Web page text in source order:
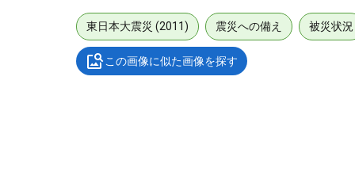
東日本大震災 (2011) 震災への備え 被災状況
この画像に似た画像を探す